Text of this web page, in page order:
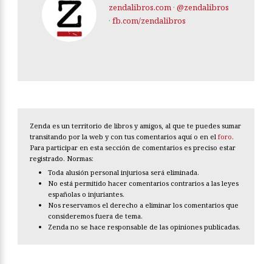
zendalibros.com · @zendalibros
· fb.com/zendalibros
Zenda es un territorio de libros y amigos, al que te puedes sumar
transitando por la web y con tus comentarios aquí o en el foro.
Para participar en esta sección de comentarios es preciso estar
registrado. Normas:
Toda alusión personal injuriosa será eliminada.
No está permitido hacer comentarios contrarios a las leyes
españolas o injuriantes.
Nos reservamos el derecho a eliminar los comentarios que
consideremos fuera de tema.
Zenda no se hace responsable de las opiniones publicadas.